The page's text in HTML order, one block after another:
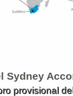
Sydney
provisional